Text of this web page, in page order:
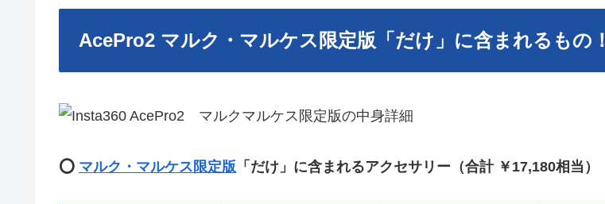
AcePro2 マルク・マルケス限定版「だけ」に含まれるもの！
⭕️ マルク・マルケス限定版 「だけ」に含まれるアクセサリー（合計 ￥ 17,180相当）